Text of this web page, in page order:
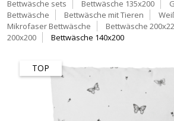
Bettwäsche sets Bettwäsche 135x200
Bettwäsche
Bettwäsche mit Tieren
Mikrofaser Bettwäsche
Bettwäsche
200x200
Bettwäsche 140x200
TOP